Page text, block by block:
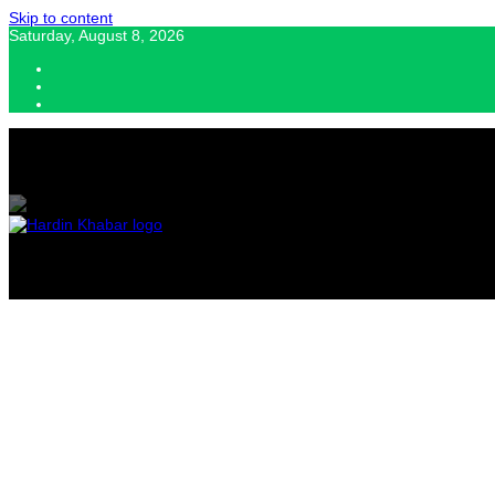
Skip to content
Saturday, August 8, 2026